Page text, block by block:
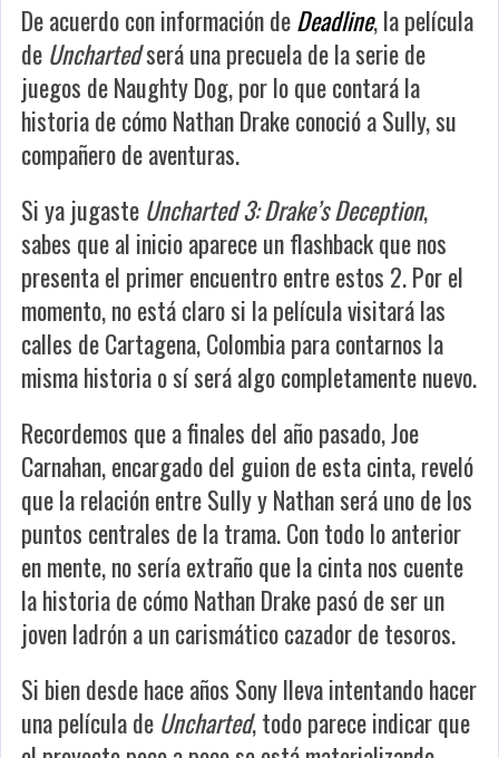
De acuerdo con información deDeadline, la película
de Unchartedserá una precuela de la serie de
juegos de Naughty Dog, por lo que contará la
historia de cómo Nathan Drake conoció a Sully, su
compañero de aventuras.
Si ya jugaste Uncharted 3: Drake’s Deception,
sabes que al inicio aparece un flashback que nos
presenta el primer encuentro entre estos 2. Por el
momento, no está claro si la película visitará las
calles de Cartagena, Colombia para contarnos la
misma historia o sí será algo completamente nuevo.
Recordemos que a finales del año pasado, Joe
Carnahan, encargado del guion de esta cinta, reveló
que la relación entre Sully y Nathan será uno de los
puntos centrales de la trama. Con todo lo anterior
en mente, no sería extraño que la cinta nos cuente
la historia de cómo Nathan Drake pasó de ser un
joven ladrón a un carismático cazador de tesoros.
Si bien desde hace años Sony lleva intentando hacer
una película de Uncharted, todo parece indicar que